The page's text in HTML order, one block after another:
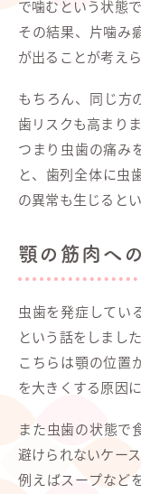
で噛むという状態
その結果、片噛み
が出ることが考えら
もちろん、同じ方
歯リスクも高まりま
つまり虫歯の痛み
と、歯列全体に虫
の異常も生じるとい
顎の筋肉へ
虫歯を発症してい
という話をしました
こちらは顎の位置
を大きくする原因に
また虫歯の状態で
避けられないケース
例えばスープなど